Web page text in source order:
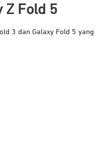
Z Fold 5
3 dan Galaxy Fold 5 yang